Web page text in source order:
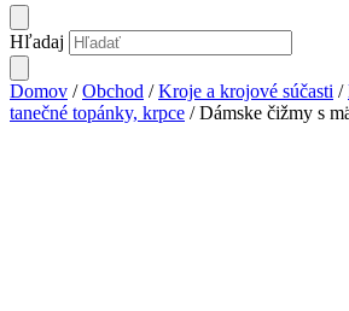
Hľadaj
Domov /Obchod /Kroje a krojové súčasti /
tanečné topánky, krpce / Dámske čižmy s